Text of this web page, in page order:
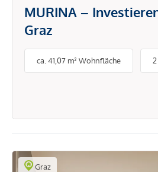
MURINA –
Graz
ca. 41,07 m² Wohnfläche
Graz